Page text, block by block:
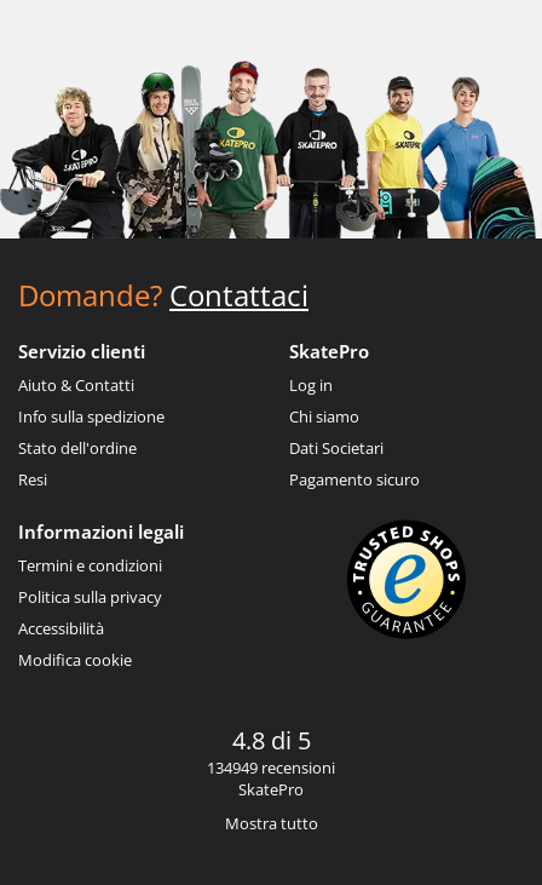
Domande? Contattaci
Servizio clienti
Aiuto & Contatti
Info sulla spedizione
Stato dell'ordine
Resi
SkatePro
Log in
Chi siamo
Dati Societari
Pagamento sicuro
Informazioni legali
Termini e condizioni
Politica sulla privacy
Accessibilità
Modifica cookie
4.8 di 5
134949 recensioni
SkatePro
Mostra tutto